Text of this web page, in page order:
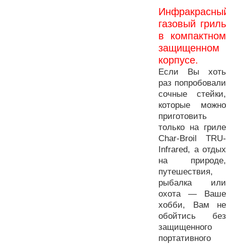
газовый гриль
в компактном
защищенном
корпусе.
Если Вы хоть
раз попробовали
сочные стейки,
которые можно
приготовить
только на гриле
Char-Broil TRU-
Infrared, а отдых
на природе,
путешествия,
рыбалка или
охота — Ваше
хобби, Вам не
обойтись без
защищенного
портативного